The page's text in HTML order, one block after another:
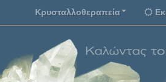
Κρυσταλλοθεραπεία